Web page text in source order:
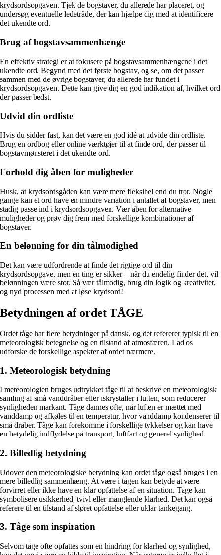
krydsordsopgaven. Tjek de bogstaver, du allerede har placeret, og
undersøg eventuelle ledetråde, der kan hjælpe dig med at identificere
det ukendte ord.
Brug af bogstavsammenhænge
En effektiv strategi er at fokusere på bogstavsammenhængene i det
ukendte ord. Begynd med det første bogstav, og se, om det passer
sammen med de øvrige bogstaver, du allerede har fundet i
krydsordsopgaven. Dette kan give dig en god indikation af, hvilket ord
der passer bedst.
Udvid din ordliste
Hvis du sidder fast, kan det være en god idé at udvide din ordliste.
Brug en ordbog eller online værktøjer til at finde ord, der passer til
bogstavmønsteret i det ukendte ord.
Forhold dig åben for muligheder
Husk, at krydsordsgåden kan være mere fleksibel end du tror. Nogle
gange kan et ord have en mindre variation i antallet af bogstaver, men
stadig passe ind i krydsordsopgaven. Vær åben for alternative
muligheder og prøv dig frem med forskellige kombinationer af
bogstaver.
En belønning for din tålmodighed
Det kan være udfordrende at finde det rigtige ord til din
krydsordsopgave, men en ting er sikker – når du endelig finder det, vil
belønningen være stor. Så vær tålmodig, brug din logik og kreativitet,
og nyd processen med at løse krydsord!
Betydningen af ordet TÅGE
Ordet tåge har flere betydninger på dansk, og det refererer typisk til en
meteorologisk betegnelse og en tilstand af atmosfæren. Lad os
udforske de forskellige aspekter af ordet nærmere.
1. Meteorologisk betydning
I meteorologien bruges udtrykket tåge til at beskrive en meteorologisk
samling af små vanddråber eller iskrystaller i luften, som reducerer
synligheden markant. Tåge dannes ofte, når luften er mættet med
vanddamp og afkøles til en temperatur, hvor vanddamp kondenserer til
små dråber. Tåge kan forekomme i forskellige tykkelser og kan have
en betydelig indflydelse på transport, luftfart og generel synlighed.
2. Billedlig betydning
Udover den meteorologiske betydning kan ordet tåge også bruges i en
mere billedlig sammenhæng. At være i tågen kan betyde at være
forvirret eller ikke have en klar opfattelse af en situation. Tåge kan
symbolisere usikkerhed, tvivl eller manglende klarhed. Det kan også
referere til en tilstand af sløret opfattelse eller uklar tankegang.
3. Tåge som inspiration
Selvom tåge ofte opfattes som en hindring for klarhed og synlighed,